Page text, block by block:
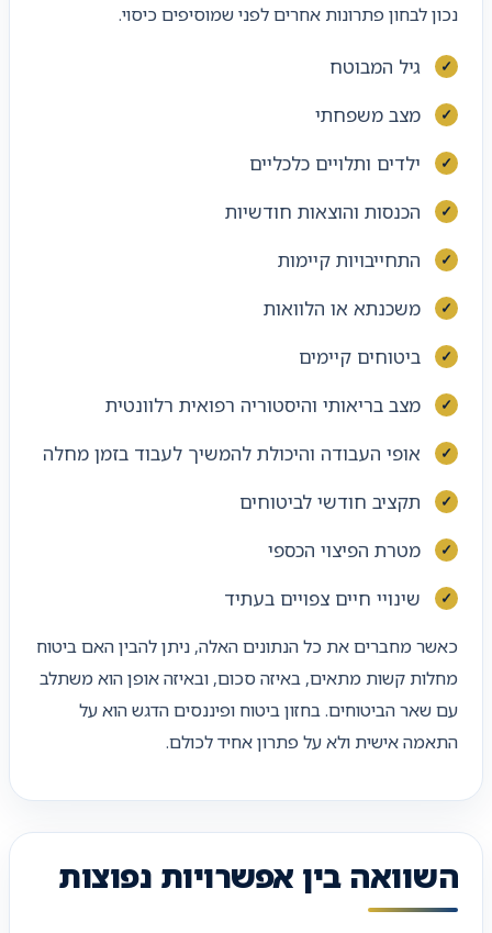
נכון לבחון פתרונות אחרים לפני שמוסיפים כיסוי.
גיל המבוטח
מצב משפחתי
ילדים ותלויים כלכליים
הכנסות והוצאות חודשיות
התחייבויות קיימות
משכנתא או הלוואות
ביטוחים קיימים
מצב בריאותי והיסטוריה רפואית רלוונטית
אופי העבודה והיכולת להמשיך לעבוד בזמן מחלה
תקציב חודשי לביטוחים
מטרת הפיצוי הכספי
שינויי חיים צפויים בעתיד
כאשר מחברים את כל הנתונים האלה, ניתן להבין האם ביטוח
מחלות קשות מתאים, באיזה סכום, ובאיזה אופן הוא משתלב
עם שאר הביטוחים. בחזון ביטוח ופיננסים הדגש הוא על
התאמה אישית ולא על פתרון אחיד לכולם.
השוואה בין אפשרויות נפוצות